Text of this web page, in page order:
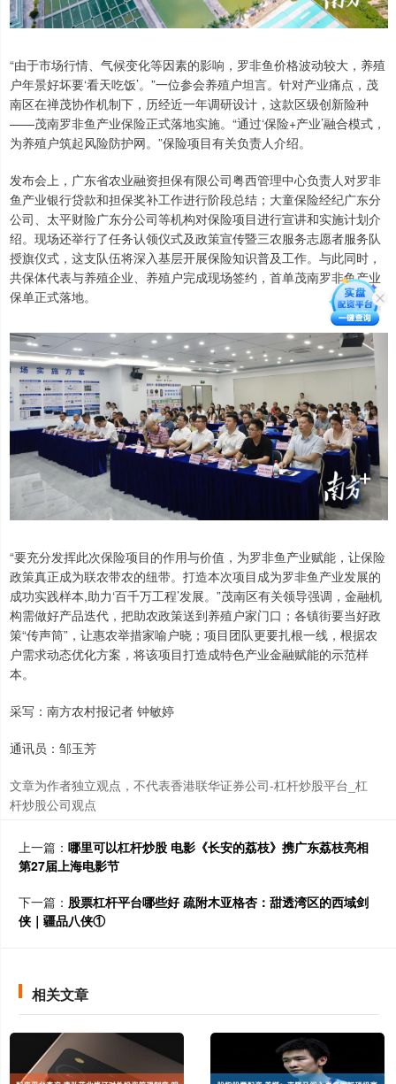
“由于市场行情、气候变化等因素的影响，罗非鱼价格波动较大，养殖
户年景好坏要‘看天吃饭’。”一位参会养殖户坦言。针对产业痛点，茂
南区在禅茂协作机制下，历经近一年调研设计，这款区级创新险种
——茂南罗非鱼产业保险正式落地实施。“通过‘保险+产业’融合模式，
为养殖户筑起风险防护网。”保险项目有关负责人介绍。
发布会上，广东省农业融资担保有限公司粤西管理中心负责人对罗非
鱼产业银行贷款和担保奖补工作进行阶段总结；大童保险经纪广东分
公司、太平财险广东分公司等机构对保险项目进行宣讲和实施计划介
绍。现场还举行了任务认领仪式及政策宣传暨三农服务志愿者服务队
授旗仪式，这支队伍将深入基层开展保险知识普及工作。与此同时，
共保体代表与养殖企业、养殖户完成现场签约，首单茂南罗非鱼产业
保单正式落地。
“要充分发挥此次保险项目的作用与价值，为罗非鱼产业赋能，让保险
政策真正成为联农带农的纽带。打造本次项目成为罗非鱼产业发展的
成功实践样本,助力‘百千万工程’发展。”茂南区有关领导强调，金融机
构需做好产品迭代，把助农政策送到养殖户家门口；各镇街要当好政
策“传声筒”，让惠农举措家喻户晓；项目团队更要扎根一线，根据农
户需求动态优化方案，将该项目打造成特色产业金融赋能的示范样
本。
采写：南方农村报记者 钟敏婷
通讯员：邹玉芳
文章为作者独立观点，不代表香港联华证券公司-杠杆炒股平台_杠
杆炒股公司观点
上一篇： 哪里可以杠杆炒股 电影《长安的荔枝》携广东荔枝亮相
第27届上海电影节
下一篇： 股票杠杆平台哪些好 疏附木亚格杏：甜透湾区的西域剑
侠｜疆品八侠①
相关文章